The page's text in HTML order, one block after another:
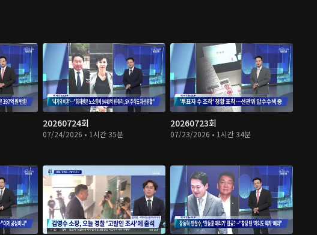
20260724회
07/24/2026 • 1시간 35분
20260723회
07/23/2026 • 1시간 34분